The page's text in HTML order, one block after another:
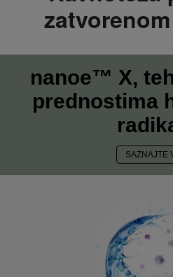
nanoe™ X,
prednostima
SAZNAJTE